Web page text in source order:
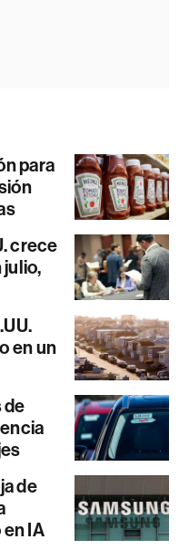
para
crece
julio,
en un
de
de
IA